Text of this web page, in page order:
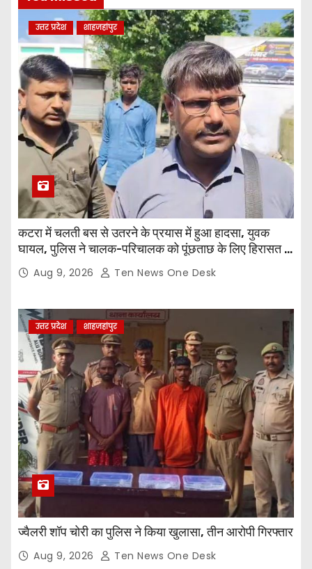
उत्तर प्रदेश शाहजहांपुर
कटरा में चलती बस से उतरने के प्रयास में हुआ हादसा, युवक
घायल, पुलिस ने चालक-परिचालक को पूंछताछ के लिए हिरासत में
लियाAug 9, 2026 Ten News One Desk
उत्तर प्रदेश शाहजहांपुर
ज्वैलरी शॉप चोरी का पुलिस ने किया खुलासा, तीन आरोपी गिरफ्तार
Aug 9, 2026 Ten News One Desk